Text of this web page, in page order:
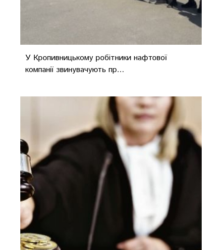
У Кропивницькому робітники нафтової
компанії звинувачують пр...